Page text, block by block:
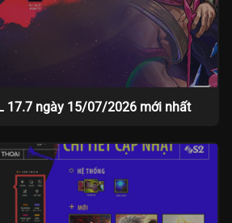
17.7 ngày 15/07/2026 mới nhất